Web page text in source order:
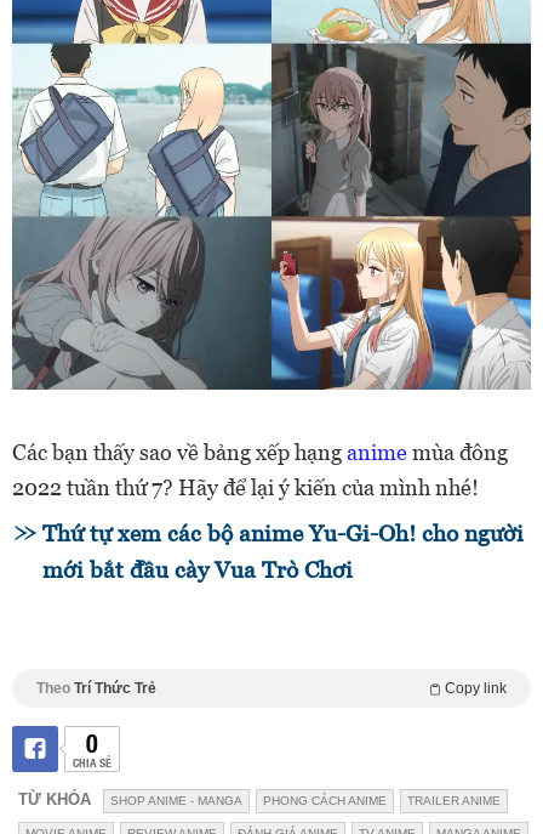
Các bạn thấy sao về bảng xếp hạnganimemùa đông
2022 tuần thứ 7? Hãy để lại ý kiến của mình nhé!
Thứ tự xem các bộ anime Yu-Gi-Oh! cho người
mới bắt đầu cày Vua Trò Chơi
Theo Trí Thức Trẻ Copy link
0
CHIA SẺ
TỪ KHÓA SHOP ANIME - MANGA PHONG CÁCH ANIME TRAILER ANIME